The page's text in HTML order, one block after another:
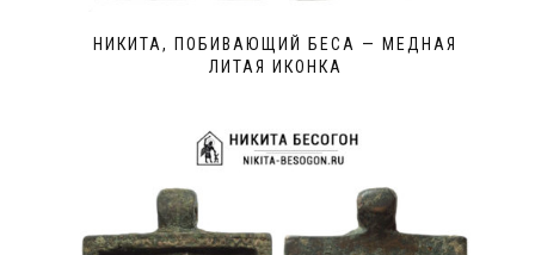
НИКИТА, ПОБИВАЮЩИЙ БЕСА — МЕДНАЯ
ЛИТАЯ ИКОНКА